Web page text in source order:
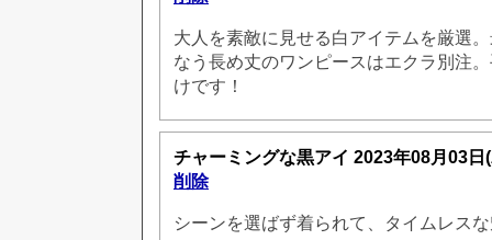
大人を素敵に見せる白アイテムを厳選
なう長め丈のワンピースはエクラ別注
けです！
チャーミングな黒アイ 2023年08月03
削除
シーンを選ばず着られて、タイムレス